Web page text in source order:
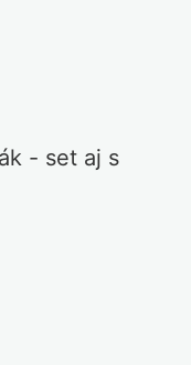
- set aj s